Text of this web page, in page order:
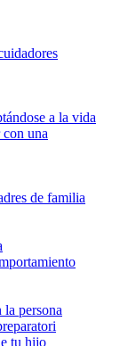
a la vida
una
de familia
la persona
tu hijo